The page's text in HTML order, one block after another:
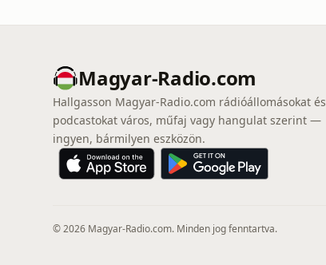
Magyar-Radio.com
Hallgasson Magyar-Radio.com rádióállomásokat és
podcastokat város, műfaj vagy hangulat szerint —
ingyen, bármilyen eszközön.
© 2026 Magyar-Radio.com. Minden jog fenntartva.